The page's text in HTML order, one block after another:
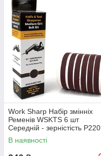
Work Sharp Набір змінніх
Ременів WSKTS 6 шт
Середній - зерністість P220
В наявності